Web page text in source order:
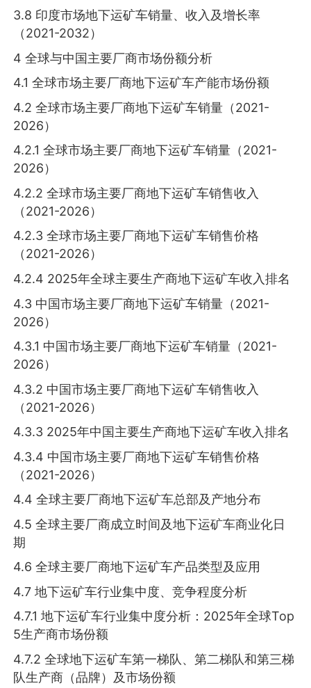
3.8 印度市场地下运矿车销量、收入及增长率
（2021-2032）
4 全球与中国主要厂商市场份额分析
4.1 全球市场主要厂商地下运矿车产能市场份额
4.2 全球市场主要厂商地下运矿车销量（2021-
2026）
4.2.1 全球市场主要厂商地下运矿车销量（2021-
2026）
4.2.2 全球市场主要厂商地下运矿车销售收入
（2021-2026）
4.2.3 全球市场主要厂商地下运矿车销售价格
（2021-2026）
4.2.4 2025年全球主要生产商地下运矿车收入排名
4.3 中国市场主要厂商地下运矿车销量（2021-
2026）
4.3.1 中国市场主要厂商地下运矿车销量（2021-
2026）
4.3.2 中国市场主要厂商地下运矿车销售收入
（2021-2026）
4.3.3 2025年中国主要生产商地下运矿车收入排名
4.3.4 中国市场主要厂商地下运矿车销售价格
（2021-2026）
4.4 全球主要厂商地下运矿车总部及产地分布
4.5 全球主要厂商成立时间及地下运矿车商业化日
期
4.6 全球主要厂商地下运矿车产品类型及应用
4.7 地下运矿车行业集中度、竞争程度分析
4.7.1 地下运矿车行业集中度分析：2025年全球Top
5生产商市场份额
4.7.2 全球地下运矿车第一梯队、第二梯队和第三梯
队生产商（品牌）及市场份额